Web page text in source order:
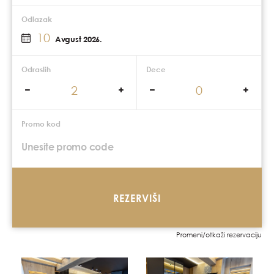
Odlazak
10 Avgust 2026.
Odraslih Dece
Promo kod
REZERVIŠI
Promeni/otkaži rezervaciju